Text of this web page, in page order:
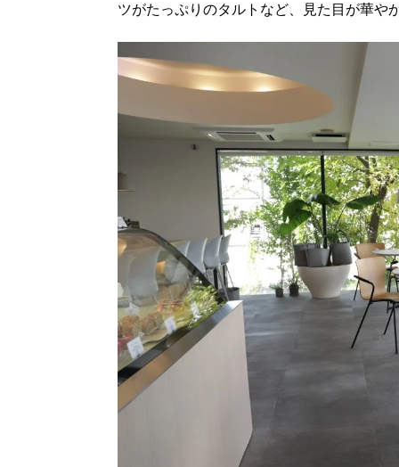
ツがたっぷりのタルトなど、見た目が華や